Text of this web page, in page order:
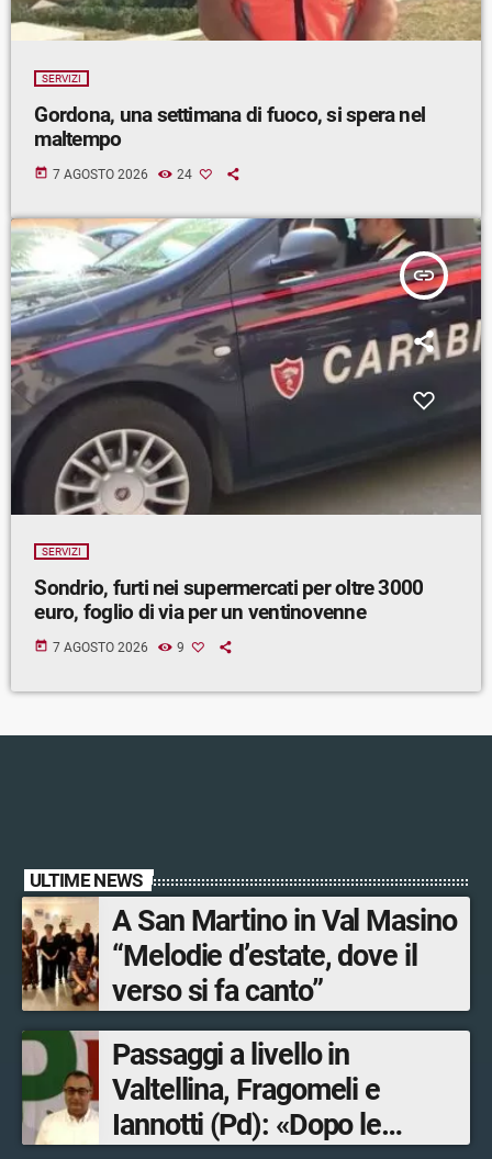
SERVIZI
Gordona, una settimana di fuoco, si spera nel
maltempo
today 7 AGOSTO 2026 24
insert_link
SERVIZI
Sondrio, furti nei supermercati per oltre 3000
euro, foglio di via per un ventinovenne
today 7 AGOSTO 2026 9
ULTIME NEWS
A San Martino in Val Masino
“Melodie d’estate, dove il
verso si fa canto”
Passaggi a livello in
Valtellina, Fragomeli e
Iannotti (Pd): «Dopo le